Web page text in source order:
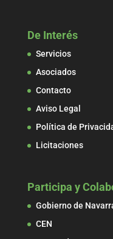
De Interés
Servicios
Asociados
Contacto
Aviso Legal
Política de
Licitaciones
Participa y
Gobierno de
CEN